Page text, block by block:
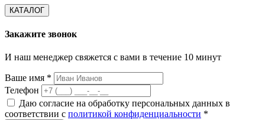
КАТАЛОГ
Закажите звонок
И наш менеджер свяжется с вами в течение 10 минут
Ваше имя *
Телефон
Даю согласие на обработку персональных данных в
соответствии с политикой конфиденциальности *